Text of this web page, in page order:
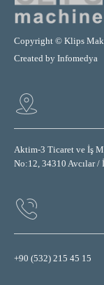
Copyright © Klips
Created by Infomedya
Aktim-3 Ticaret ve İş
No:12, 34310 Avcılar
+90 (532) 215 45 15